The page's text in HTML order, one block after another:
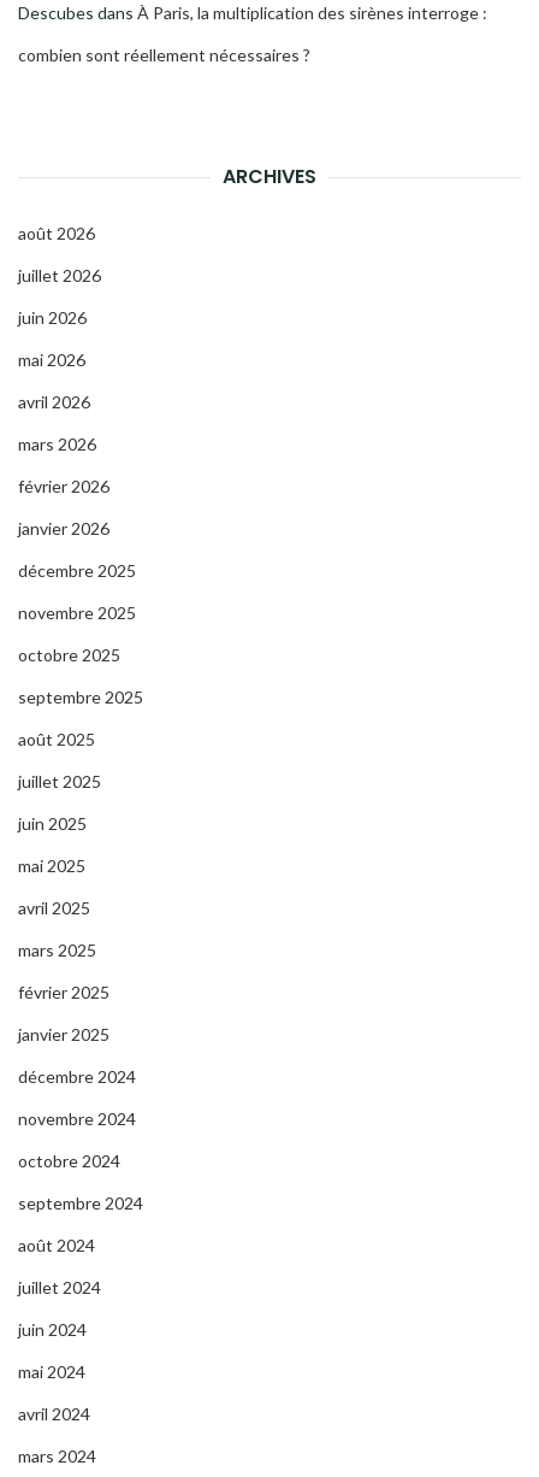
Descubes dans À Paris, la multiplication des sirènes interroge :
combien sont réellement nécessaires ?
ARCHIVES
août 2026
juillet 2026
juin 2026
mai 2026
avril 2026
mars 2026
février 2026
janvier 2026
décembre 2025
novembre 2025
octobre 2025
septembre 2025
août 2025
juillet 2025
juin 2025
mai 2025
avril 2025
mars 2025
février 2025
janvier 2025
décembre 2024
novembre 2024
octobre 2024
septembre 2024
août 2024
juillet 2024
juin 2024
mai 2024
avril 2024
mars 2024